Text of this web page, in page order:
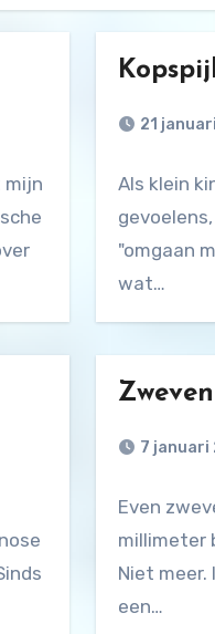
mijn
21
Als klein
"omgaan
wat…
Zweven
7 januari
Even
millimeter
Niet meer.
een…